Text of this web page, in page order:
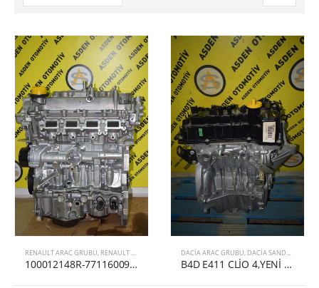
RENAULT ARAC GRUBU RENAULT MEGANE RENAULT MEGANE 4
100012148R-7711600960 MEGANE IV,CLİO IV,KADJAR,CAPTUR MOTOR 1.2 TCE H5F 408
DACIA ARAC GRUBU DACIA SANDERO
B4D E411 CLİO 4,YENİ SANDERO 1.0 TCE BOŞ MOTOR 8201704417